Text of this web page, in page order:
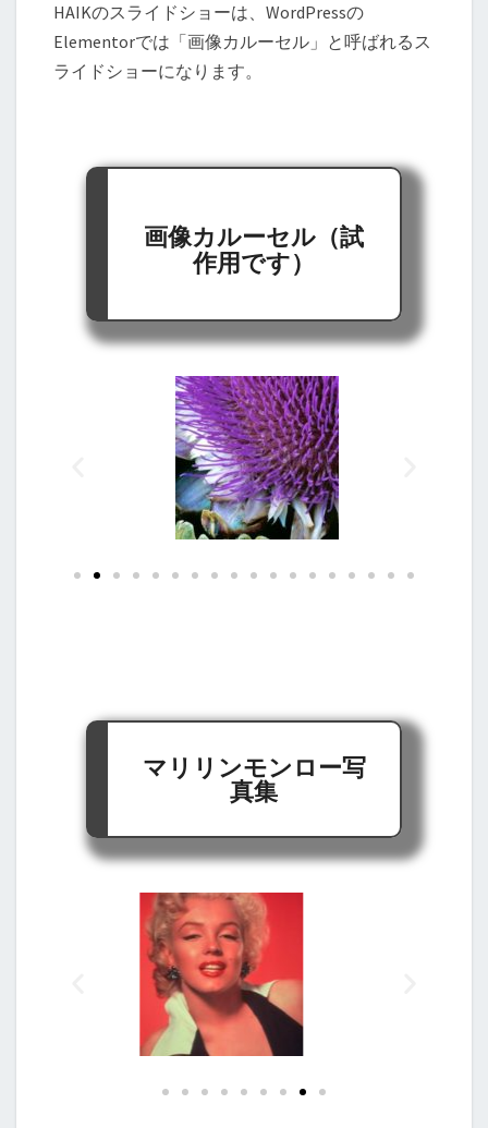
HAIKのスライドショーは、WordPressの
Elementorでは「画像カルーセル」と呼ばれるス
ライドショーになります。
画像カルーセル（試
作用です）
マリリンモンロー写
真集